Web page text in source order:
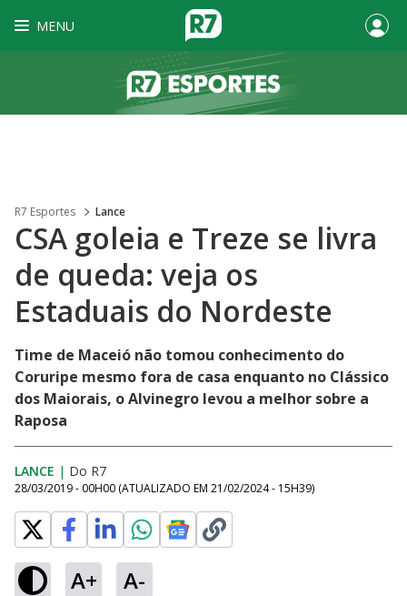
MENU
R7 Esportes Lance
CSA goleia e Treze se livra
de queda: veja os
Estaduais do Nordeste
Time de Maceió não tomou conhecimento do
Coruripe mesmo fora de casa enquanto no Clássico
dos Maiorais, o Alvinegro levou a melhor sobre a
Raposa
LANCE | Do R7
28/03/2019 - 00H00 (ATUALIZADO EM 21/02/2024 - 15H39)
A+ A-